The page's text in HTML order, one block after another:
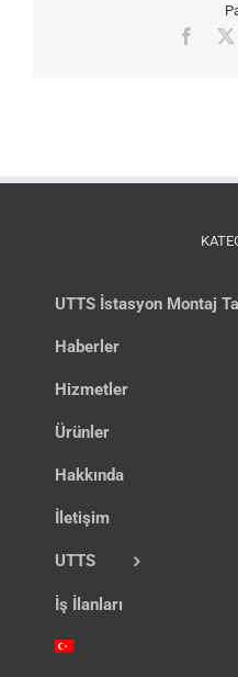
UTTS İstasyon Montaj
Haberler
Hizmetler
Ürünler
Hakkında
İletişim
UTTS
İş İlanları